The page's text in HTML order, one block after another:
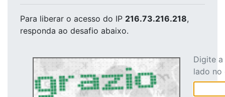
Para liberar o acesso do IP 216.73.216.218,
responda ao desafio abaixo.
Digite
lado no